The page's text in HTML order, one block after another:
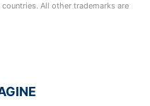
All other trademarks are